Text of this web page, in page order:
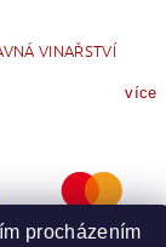
VINAŘSTVÍ
více
procházením